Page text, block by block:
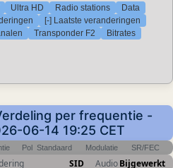
Ultra HD Radio stations
Data
[-] Laatste veranderingen
Transponder F2 Bitrates
per frequentie -
06-14 19:25 CET
Pol Standaard Modulatie SR/FEC
SID AudioBijgewerkt